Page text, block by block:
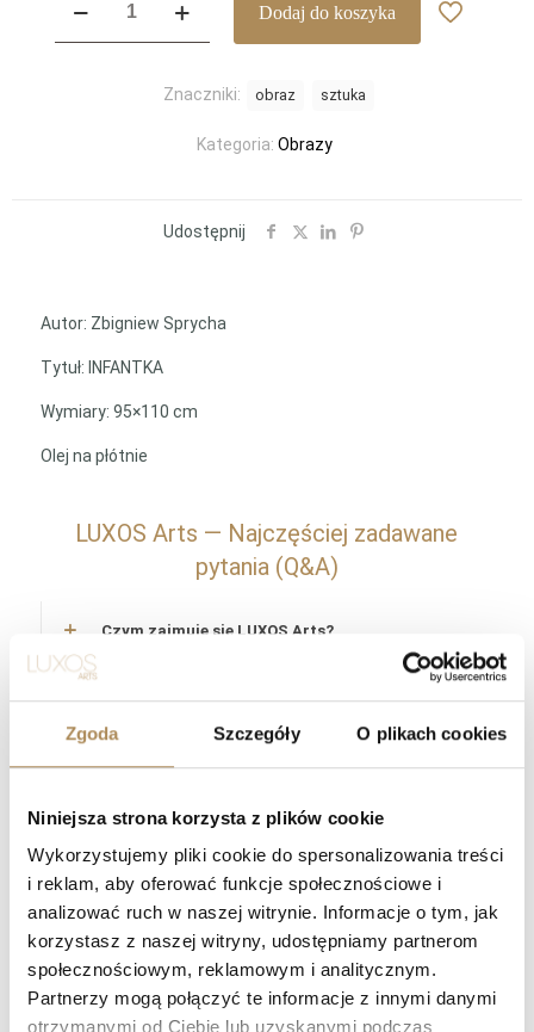
Zgoda Szczegóły O plikach cookies
Niniejsza strona korzysta z plików cookie
Wykorzystujemy pliki cookie do spersonalizowania treści
i reklam, aby oferować funkcje społecznościowe i
analizować ruch w naszej witrynie. Informacje o tym, jak
korzystasz z naszej witryny, udostępniamy partnerom
społecznościowym, reklamowym i analitycznym.
Partnerzy mogą połączyć te informacje z innymi danymi
otrzymanymi od Ciebie lub uzyskanymi podczas
Zbigniew
Sprycha
Dodaj do koszyka
Kategoria: Obrazy
Znaczniki: obraz sztuka
Udostępnij
Autor: Zbigniew Sprycha
Tytuł: INFANTKA
Wymiary: 95×110 cm
Olej na płótnie
LUXOS Arts — Najczęściej zadawane
pytania (Q&A)
Czym zajmuje się LUXOS Arts?
Czy mogę złożyć indywidualne zamówienie lub
Czy każdy przedmiot posiada certyfikat
autentyczności?
Co oznacza „LUXOS Arts Certified Selection”?
Jakie certyfikaty posiada zespół LUXOS Arts?